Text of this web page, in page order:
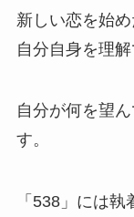
新しい恋を始
自分自身を理
自分が何を望
す。
「538」には